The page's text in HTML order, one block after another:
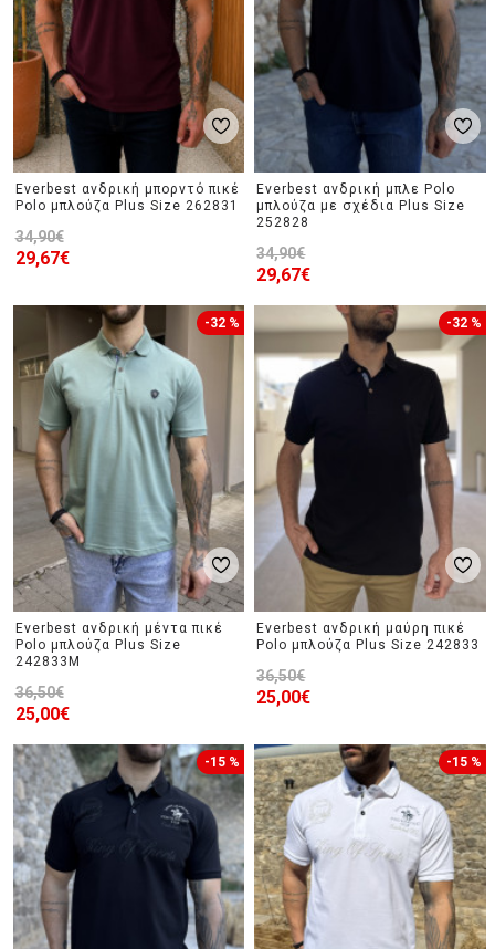
Everbest ανδρική μπορντό πικέ
Polo μπλούζα Plus Size 262831
29,67€
34,90€
Everbest ανδρική μπλε Polo
μπλούζα με σχέδια Plus Size
252828
29,67€
34,90€
-32 %
Everbest ανδρική μέντα πικέ
Polo μπλούζα Plus Size
242833M
25,00€
36,50€
-32 %
Everbest ανδρική μαύρη πικέ
Polo μπλούζα Plus Size 242833
25,00€
36,50€
-15 % -15 %